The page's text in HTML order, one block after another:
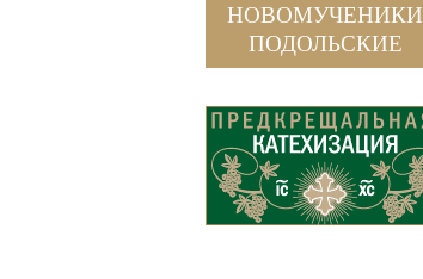
НОВОМУЧЕНИКИ
ПОДОЛЬСКИЕ